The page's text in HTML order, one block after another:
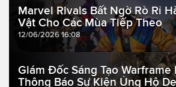
Marvel Rivals Bất Ngờ Rò Rỉ
Vật Cho Các Mùa Tiếp Theo
12/06/2026 16:08
Giám Đốc Sáng Tạo Warframe
Thông Báo Sự Kiện Ủng Hộ